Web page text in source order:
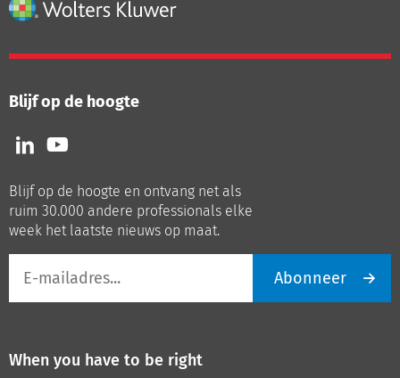
Blijf op de hoogte
Volg
ons
LinkedIn
Volg
ons
Youtube
Blijf op de hoogte en ontvang net als
ruim 30.000 andere professionals elke
week het laatste nieuws op maat.
mailadres
Abonneer
When you have to be right